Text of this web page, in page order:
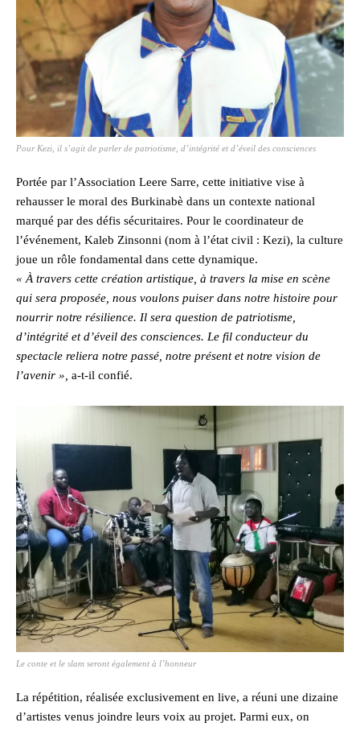
Pour Kezi, il s’agit de parler de patriotisme, d’intégrité et d’éveil des consciences
Portée par l’Association Leere Sarre, cette initiative vise à
rehausser le moral des Burkinabè dans un contexte national
marqué par des défis sécuritaires. Pour le coordinateur de
l’événement, Kaleb Zinsonni (nom à l’état civil : Kezi), la culture
joue un rôle fondamental dans cette dynamique.
« À travers cette création artistique, à travers la mise en scène
qui sera proposée, nous voulons puiser dans notre histoire pour
nourrir notre résilience. Il sera question de patriotisme,
d’intégrité et d’éveil des consciences. Le fil conducteur du
spectacle reliera notre passé, notre présent et notre vision de
l’avenir », a-t-il confié.
Le conte et le slam seront également à l’honneur
La répétition, réalisée exclusivement en live, a réuni une dizaine
d’artistes venus joindre leurs voix au projet. Parmi eux, on